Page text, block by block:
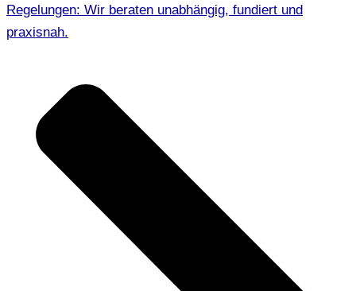
Regelungen: Wir beraten unabhängig, fundiert und
praxisnah.